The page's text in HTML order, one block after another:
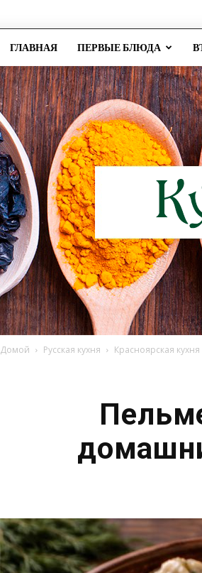
ГЛАВНАЯ ПЕРВЫЕ БЛЮДА
Домой Русская кухня Красноярская кухня